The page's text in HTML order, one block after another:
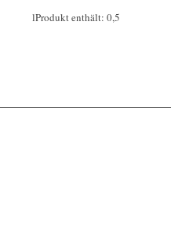
Produkt enthält: 0,5
l